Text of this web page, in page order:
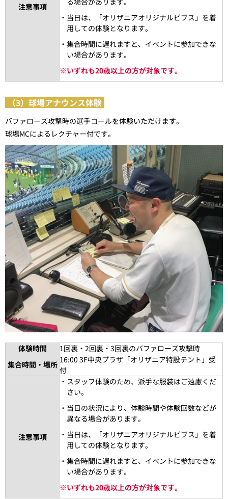
注意事項
・当日は、「オリザニアオリジナルビブス」を着
用しての体験となります。
・集合時間に遅れますと、イベントに参加できな
い場合があります。
※いずれも20歳以上の方が対象です。
（3）球場アナウンス体験
バファローズ攻撃時の選手コールを体験いただけます。
球場MCによるレクチャー付です。
体験時間
1回裏・2回裏・3回裏のバファローズ攻撃時
集合時間・場所 16:00 3F中央プラザ「オリザニア特設テント」受
付
注意事項
・スタッフ体験のため、派手な服装はご遠慮くだ
さい。
・当日の状況により、体験時間や体験回数などが
異なる場合があります。
・当日は、「オリザニアオリジナルビブス」を着
用しての体験となります。
・集合時間に遅れますと、イベントに参加できな
い場合があります。
※いずれも20歳以上の方が対象です。